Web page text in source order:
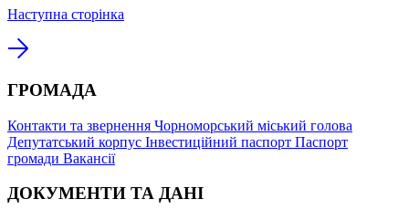
Наступна сторінка
ГРОМАДА
Контакти та звернення Чорноморський міський голова
Депутатський корпус Інвестиційний паспорт Паспорт
громади Вакансії
ДОКУМЕНТИ ТА ДАНІ